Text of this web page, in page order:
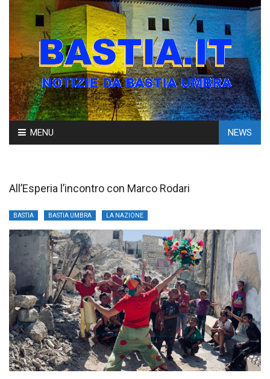
Skip
to
MENU NEWS
All’Esperia l’incontro con Marco Rodari
BASTIA BASTIA UMBRA LA NAZIONE